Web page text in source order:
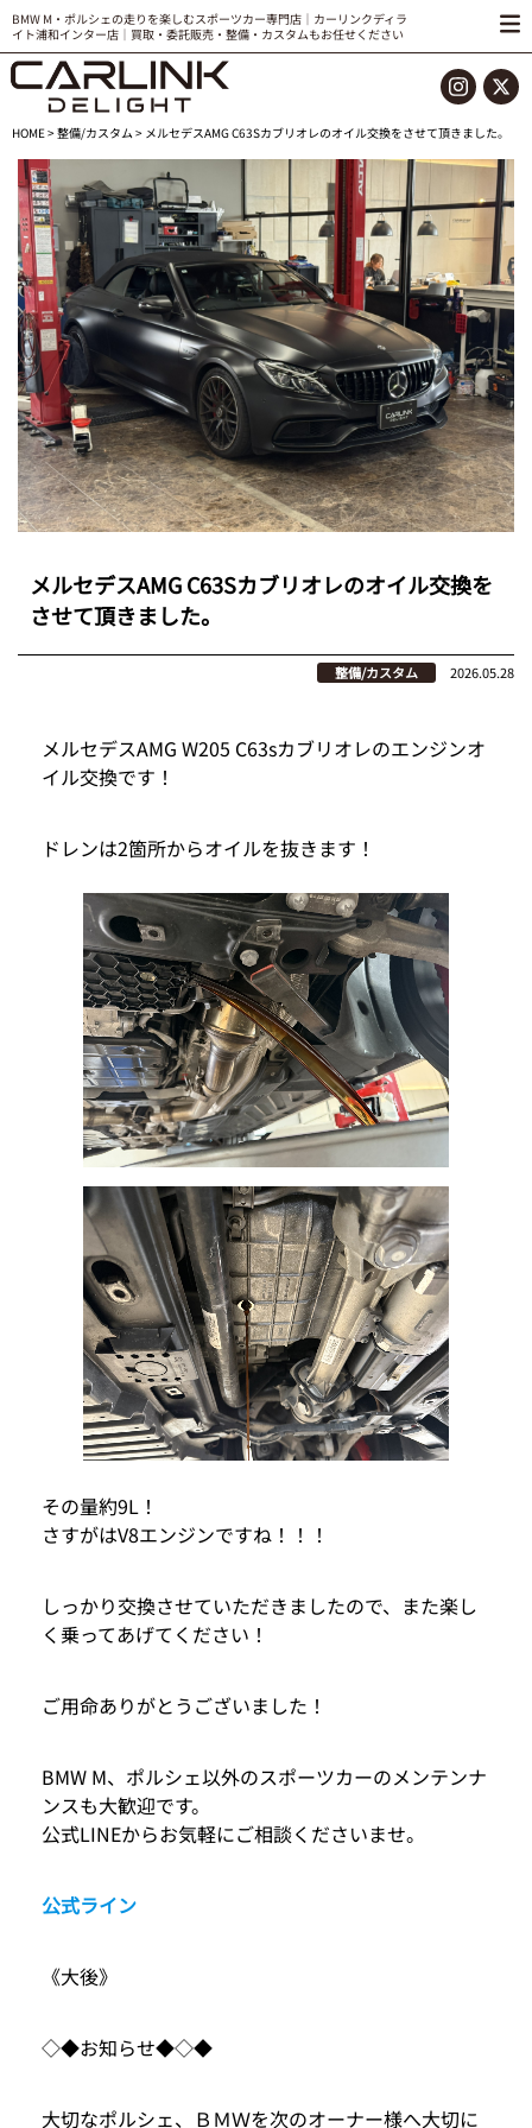
BMW M・ポルシェの走りを楽しむスポーツカー専門店｜カーリンクディラ
イト浦和インター店｜買取・委託販売・整備・カスタムもお任せください
HOME>整備/カスタム> メルセデスAMG C63Sカブリオレのオイル交換をさせて頂きました。
メルセデスAMG C63Sカブリオレのオイル交換を
させて頂きました。
整備/カスタム 2026.05.28
メルセデスAMG W205 C63sカブリオレのエンジンオ
イル交換です！
ドレンは2箇所からオイルを抜きます！
その量約9L！
さすがはV8エンジンですね！！！
しっかり交換させていただきましたので、また楽し
く乗ってあげてください！
ご用命ありがとうございました！
BMW M、ポルシェ以外のスポーツカーのメンテンナ
ンスも大歓迎です。
公式LINEからお気軽にご相談くださいませ。
公式ライン
《大後》
◇◆お知らせ◆◇◆
大切なポルシェ、ＢＭＷを次のオーナー様へ大切に